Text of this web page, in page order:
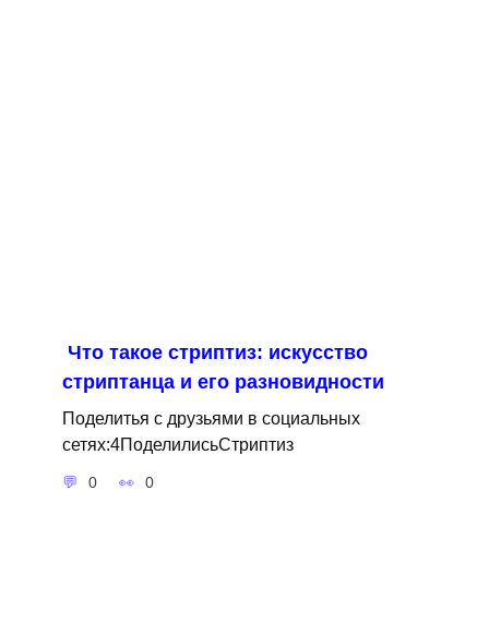
Что такое стриптиз: искусство
стриптанца и его разновидности
Поделитья с друзьями в социальных
сетях:4ПоделилисьСтриптиз
0 0